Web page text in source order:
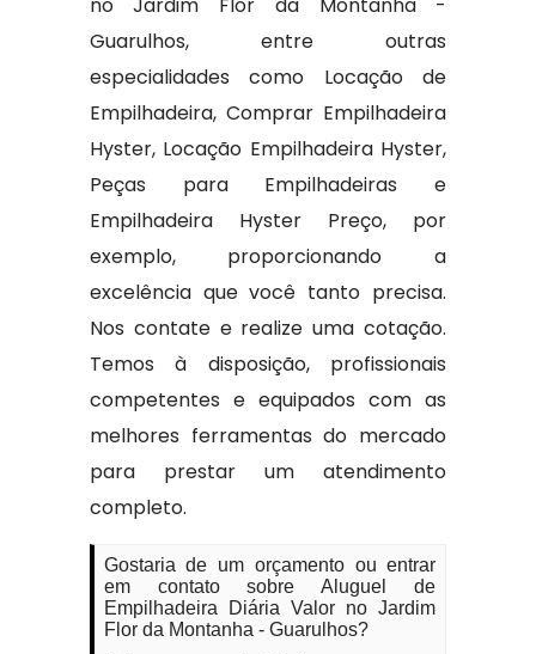
Guarulhos, entre outras
especialidades como Locação de
Empilhadeira, Comprar Empilhadeira
Hyster, Locação Empilhadeira Hyster,
Peças para Empilhadeiras e
Empilhadeira Hyster Preço, por
exemplo, proporcionando a
excelência que você tanto precisa.
Nos contate e realize uma cotação.
Temos à disposição, profissionais
competentes e equipados com as
melhores ferramentas do mercado
para prestar um atendimento
completo.
Gostaria de um orçamento ou entrar
em contato sobre Aluguel de
Empilhadeira Diária Valor no Jardim
Flor da Montanha - Guarulhos?